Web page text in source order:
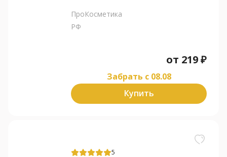
ПроКосметика
РФ
от 219₽
Забрать c 08.08
Купить
5